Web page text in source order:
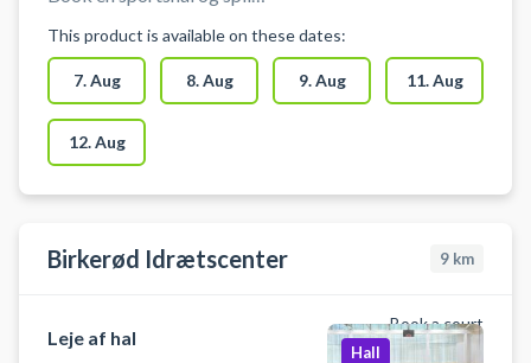
hal med håndboldmål. Hallen kan
bruges til bl.a. håndbold,
indendørs fodbold uden bander og
andre bevægelsesaktiviteter.
Hallen lejes uden udstyr, så husk at
medbringe ketcher, bat og bolde
omklædning og bad.
This product is available on these dates:
7. Aug 8. Aug 9. Aug 11. Aug
12. Aug
Birkerød Idrætscenter 9 km
Book a court
Leje af hal
Hall